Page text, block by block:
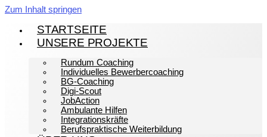
Zum Inhalt springen
STARTSEITE
UNSERE PROJEKTE
Rundum Coaching
Individuelles Bewerbercoaching
BG-Coaching
Digi-Scout
JobAction
Ambulante Hilfen
Integrationskräfte
Berufspraktische Weiterbildung